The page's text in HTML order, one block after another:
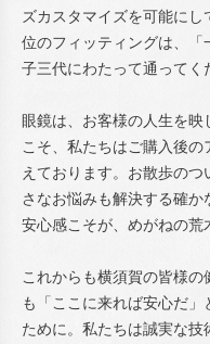
ズカスタマイズを可能に
位のフィッティングは、「
子三代にわたって通ってく
眼鏡は、お客様の人生を
こそ、私たちはご購入後
えております。お散歩の
さなお悩みも解決する確
安心感こそが、めがねの荒
これからも横須賀の皆様
も「ここに来れば安心だ
ために。私たちは誠実な